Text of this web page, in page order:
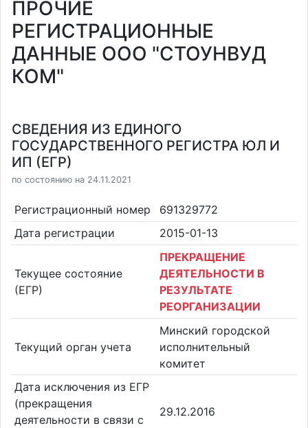
ПРОЧИЕ
РЕГИСТРАЦИОННЫЕ
ДАННЫЕ ООО "СТОУНВУД
КОМ"
СВЕДЕНИЯ ИЗ ЕДИНОГО
ГОСУДАРСТВЕННОГО РЕГИСТРА ЮЛ И
ИП (ЕГР)
по состоянию на 24.11.2021
Регистрационный номер
691329772
Дата регистрации
2015-01-13
Текущее состояние
(ЕГР)
ПРЕКРАЩЕНИЕ
ДЕЯТЕЛЬНОСТИ В
РЕЗУЛЬТАТЕ
РЕОРГАНИЗАЦИИ
Текущий орган учета
Минский городской
исполнительный
комитет
Дата исключения из ЕГР
(прекращения
деятельности в связи с
29.12.2016